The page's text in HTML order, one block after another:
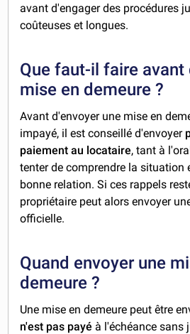
avant d'engager des procédures
coûteuses et longues.
Que faut-il faire avant
mise en demeure ?
Avant d'envoyer une mise en
impayé, il est conseillé d'envoyer
paiement au locataire, tant à
tenter de comprendre la situation
bonne relation. Si ces rappels
propriétaire peut alors envoyer
officielle.
Quand envoyer une
demeure ?
Une mise en demeure peut être
n'est pas payé à l'échéance sans